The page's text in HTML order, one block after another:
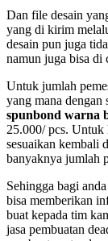
Dan file desain
yang di kirim
desain pun juga
namun juga bisa di
Untuk jumlah
yang mana dengan
spunbond warna
25.000/ pcs. Untuk
sesuaikan kembali
banyaknya jumlah
Sehingga bagi
bisa memberikan
buat kepada tim
jasa pembuatan